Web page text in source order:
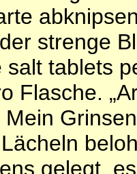
strenge
salt tablets
Flasche.
gelegt,